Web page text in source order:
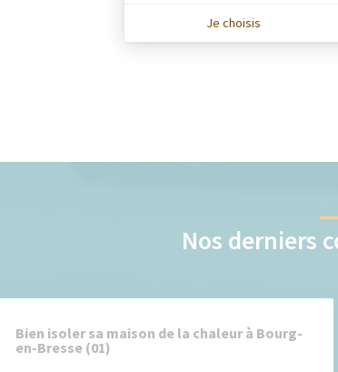
Nos derniers
Bien isoler sa maison de la chaleur à Bourg-
en-Bresse (01)
Je choisis